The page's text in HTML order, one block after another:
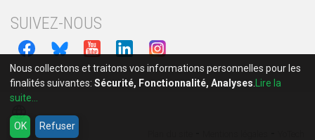
SUIVEZ-NOUS
language
Nous collectons et traitons vos informations personnelles pour les
finalités suivantes: Sécurité, Fonctionnalité, Analyses
Lire la
suite...
OK Refuser